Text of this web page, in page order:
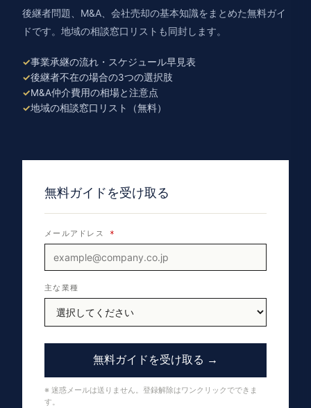
後継者問題、M&A、会社売却の基本知識をまとめた無料ガイ
ドです。地域の相談窓口リストも同封します。
事業承継の流れ・スケジュール早見表
後継者不在の場合の3つの選択肢
M&A仲介費用の相場と注意点
地域の相談窓口リスト（無料）
無料ガイドを受け取る
メールアドレス *
主な業種
無料ガイドを受け取る →
※ 迷惑メールは送りません。登録解除はワンクリックでできま
す。